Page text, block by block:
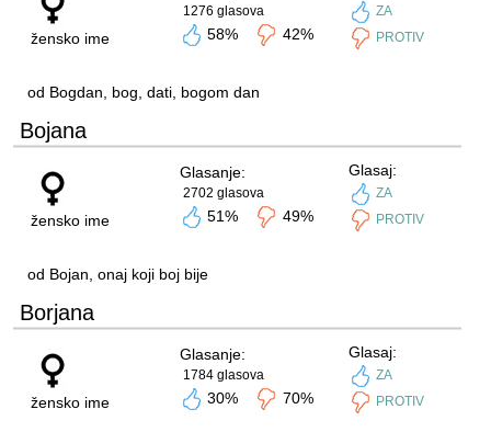
žensko ime
1276 glasova
58% 42%
ZA
PROTIV
od Bogdan, bog, dati, bogom dan
Bojana
žensko ime
Glasanje:
2702 glasova
51% 49%
Glasaj:
ZA
PROTIV
od Bojan, onaj koji boj bije
Borjana
žensko ime
Glasanje:
1784 glasova
30% 70%
Glasaj:
ZA
PROTIV